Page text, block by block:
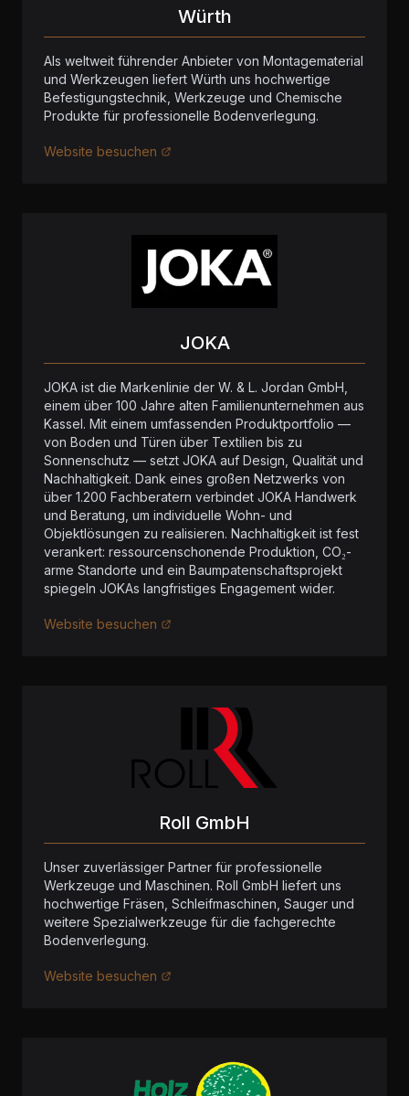
Würth
Als weltweit führender Anbieter von Montagematerial
und Werkzeugen liefert Würth uns hochwertige
Befestigungstechnik, Werkzeuge und Chemische
Produkte für professionelle Bodenverlegung.
Website besuchen
JOKA
JOKA ist die Markenlinie der W. & L. Jordan GmbH,
einem über 100 Jahre alten Familienunternehmen aus
Kassel. Mit einem umfassenden Produktportfolio —
von Boden und Türen über Textilien bis zu
Sonnenschutz — setzt JOKA auf Design, Qualität und
Nachhaltigkeit. Dank eines großen Netzwerks von
über 1.200 Fachberatern verbindet JOKA Handwerk
und Beratung, um individuelle Wohn- und
Objektlösungen zu realisieren. Nachhaltigkeit ist fest
verankert: ressourcenschonende Produktion, CO₂-
arme Standorte und ein Baumpatenschaftsprojekt
spiegeln JOKAs langfristiges Engagement wider.
Website besuchen
Roll GmbH
Unser zuverlässiger Partner für professionelle
Werkzeuge und Maschinen. Roll GmbH liefert uns
hochwertige Fräsen, Schleifmaschinen, Sauger und
weitere Spezialwerkzeuge für die fachgerechte
Bodenverlegung.
Website besuchen